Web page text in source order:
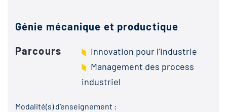
Génie mécanique et productique
Parcours
Innovation pour l’industrie
Management des process
industriel
Modalité(s) d’enseignement :